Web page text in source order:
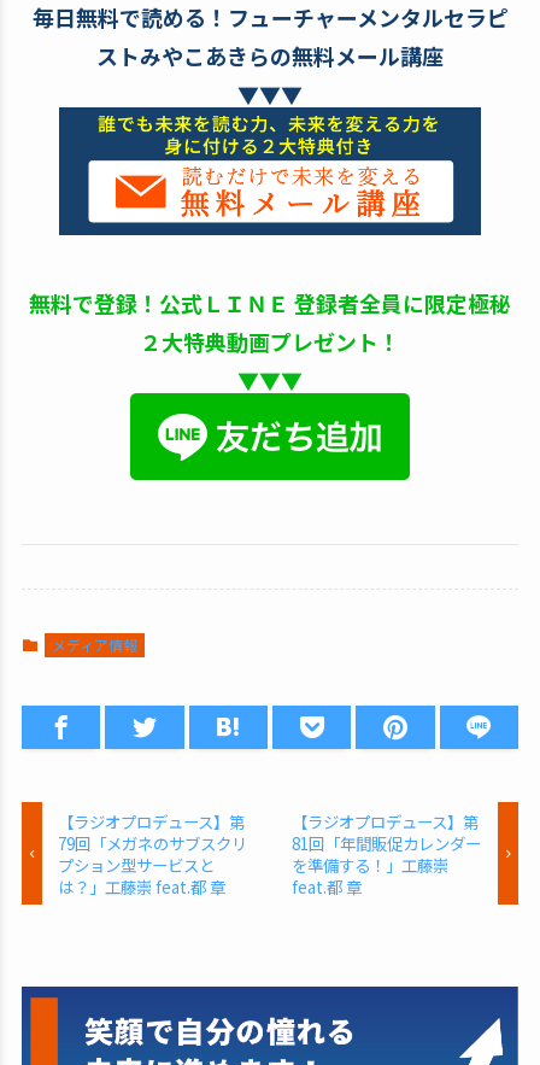
毎日無料で読める！フューチャーメンタルセラピ
ストみやこあきらの無料メール講座
▼▼▼
無料で登録！公式ＬＩＮＥ 登録者全員に限定極秘
２大特典動画プレゼント！
▼▼▼
メディア情報
【ラジオプロデュース】第
79回「メガネのサブスクリ
プション型サービスと
は？」工藤崇 feat.都 章
【ラジオプロデュース】第
81回「年間販促カレンダー
を準備する！」工藤崇
feat.都 章